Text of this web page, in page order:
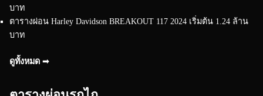
บาท
ตารางผ่อน Harley Davidson BREAKOUT 117 2024 เริ่มต้น 1.24 ล้าน
บาท
ดูทั้งหมด ➟